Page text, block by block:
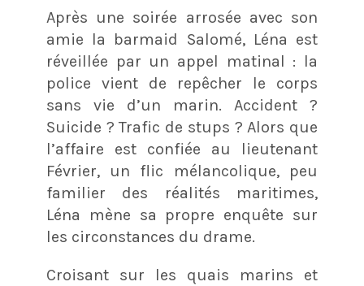
Après une soirée arrosée avec son
amie la barmaid Salomé, Léna est
réveillée par un appel matinal : la
police vient de repêcher le corps
sans vie d’un marin. Accident ?
Suicide ? Trafic de stups ? Alors que
l’affaire est confiée au lieutenant
Février, un flic mélancolique, peu
familier des réalités maritimes,
Léna mène sa propre enquête sur
les circonstances du drame.
Croisant sur les quais marins et